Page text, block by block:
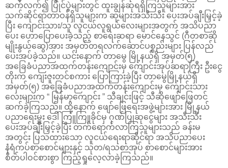
ဆက်လက်၍ ပြိုင်ပွဲများတွင် ထူးချွန်ဆုရရှိကြသူများအား
သက်ဆိုင်ရာတာဝန်ရှိသူများက ဆုများအသီးသီး ပေးအပ်ချီးမြှင့်ခဲ့
ပြီး ‌ကျောင်းသား/သူ လူငယ်လူရွယ်လေးများအတွက် အသိပညာ
ပေး ဟောပြော‌ပေးခဲ့သည့် စာရေးဆရာ မောင်နေသွင် (ဂီတစာဆို
မျိုးနွယ်ဆွေ)အား အမှတ်တရလက်ဆောင်ပစ္စည်းများ ပြန်လည်
ပေးအပ်ခဲ့သည်။ ယင်းနောက် တာမွေ မြို့နယ်ရှိ အမှတ်(၅)
အခြေခံပညာအထက်တန်းကျောင်းမှ ကျောင်းအုပ်ဆရာကြီး ဦးငွေ
တိုးက ကျေးဇူးတင်စကား ပြောကြားခဲ့ပြီး တာမွေမြို့နယ်ရှိ
အမှတ်(၅) အခြေခံပညာအထက်တန်းကျောင်းမှ ကျောင်းသား
လေးများက “ မြန်မာ့ကျောင်း ” သီချင်းဖြင့် သီဆိုဖျော်ဖြေတင်
ဆက်ခဲ့ကြသည်။ ထို့နောက် ဖျော်ဖြေရေးအဖွဲ့များအား မြို့နယ်
ပညာရေးမှူး ဒေါ်ကြူကြူခိုင်မှ ဂုဏ်ပြုဆုငွေများ အသီးသီး
ပေးအပ်ချီးမြှင့်ခဲ့ပြီး တက်ရောက်လာကြသူများသည် ခန်းမ
အတွင်း ပြသထားသော လူငယ်‌ရေးရာဆိုင်ရာ အသိပညာပေး
နံရံကပ်စာစောင်များနှင့် သုတ/ရသစာအုပ် စာစောင်များအား
စိတ်ပါဝင်စားစွာ ကြည့်ရှုလေ့လာခဲ့ကြသည်။